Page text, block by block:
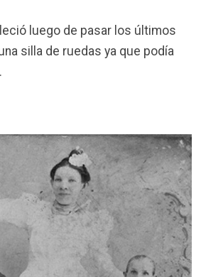
luego de pasar los últimos
silla de ruedas ya que podía